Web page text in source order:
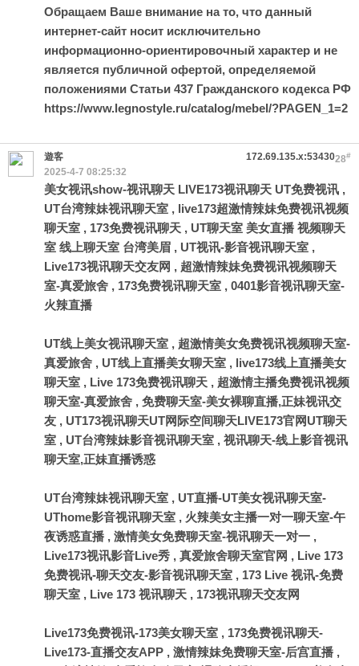
Обращаем Ваше внимание на то, что данный
интернет-сайт носит исключительно
информационно-ориентировочный характер и не
является публичной офертой, определяемой
положениями Статьи 437 Гражданского кодекса РФ
https://www.legnostyle.ru/catalog/mebel/?PAGEN_1=2
28#
遊客
172.69.135.x:53430
2025-4-7 08:25:32
美女视讯show-视讯聊天 LIVE173视讯聊天 UT免费视讯 ,
UT台湾辣妹视讯聊天室 , live173超激情辣妹免费视讯视频
聊天室 , 173免费视讯聊天 , UT聊天室 美女直播 视频聊天
室 线上聊天室 台湾美眉 , UT视讯-影音视讯聊天室 ,
Live173视讯聊天交友网 , 超激情辣妹免费视讯视频聊天
室-真爱旅舍 , 173免费视讯聊天室 , 0401影音视讯聊天室-
火辣直播
UT线上美女视讯聊天室 , 超激情美女免费视讯视频聊天室-
真爱旅舍 , UT线上直播美女聊天室 , live173线上直播美女
聊天室 , Live 173免费视讯聊天 , 超激情主播免费视讯视频
聊天室-真爱旅舍 , 免费聊天室-美女裸聊直播,正妹视讯交
友 , UT173视讯聊天UT网际空间聊天LIVE173官网UT聊天
室 , UT台湾辣妹影音视讯聊天室 , 视讯聊天-线上影音视讯
聊天室,正妹直播诱惑
UT台湾辣妹视讯聊天室 , UT直播-UT美女视讯聊天室-
UThome影音视讯聊天室 , 火辣美女主播一对一聊天室-午
夜诱惑直播 , 激情美女免费聊天室-视讯聊天一对一 ,
Live173视讯影音Live秀 , 真爱旅舍聊天室官网 , Live 173
免费视讯-聊天交友-影音视讯聊天室 , 173 Live 视讯-免费
聊天室 , Live 173 视讯聊天 , 173视讯聊天交友网
Live173免费视讯-173美女聊天室 , 173免费视讯聊天-
Live173-直播交友APP , 激情辣妹免费聊天室-后宫直播 ,